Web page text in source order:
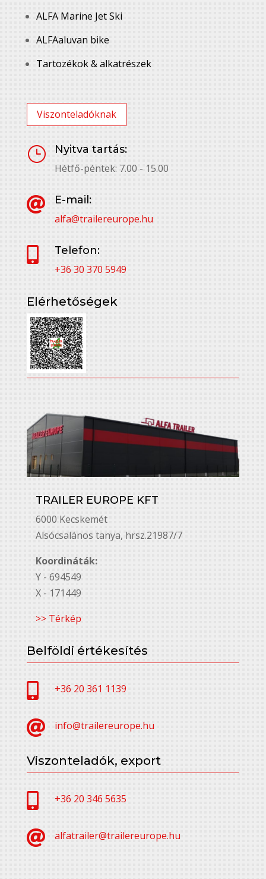
ALFA Marine Jet Ski
ALFAaluvan bike
Tartozékok & alkatrészek
Viszonteladóknak
}
Nyitva tartás:
Hétfő-péntek: 7.00 - 15.00

E-mail:
alfa@trailereurope.hu

Telefon:
+36 30 370 5949
Elérhetőségek
TRAILER EUROPE KFT
6000 Kecskemét
Alsó￳csalános tanya, hrsz.21987/7
Koordináták:
Y - 694549
X - 171449
>> Térkép
Belföldi értékesítés
 +36 20 361 1139
 info@trailereurope.hu
Viszonteladók, export
 +36 20 346 5635
 alfatrailer@trailereurope.hu